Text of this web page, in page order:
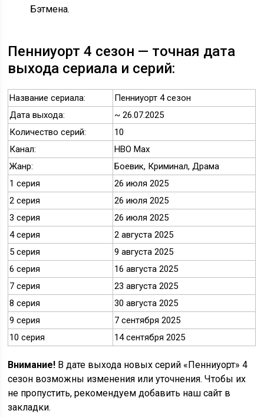
Бэтмена.
Пенниуорт 4 сезон — точная дата
выхода сериала и серий:
Название сериала:
Пенниуорт 4 сезон
Дата выхода:
~ 26.07.2025
Количество серий:
10
Канал:
HBO Max
Жанр:
Боевик, Криминал, Драма
1 серия
26 июля 2025
2 серия
26 июля 2025
3 серия
26 июля 2025
4 серия
2 августа 2025
5 серия
9 августа 2025
6 серия
16 августа 2025
7 серия
23 августа 2025
8 серия
30 августа 2025
9 серия
7 сентября 2025
10 серия
14 сентября 2025
Внимание! В дате выхода новых серий «Пенниуорт» 4
сезон возможны изменения или уточнения. Чтобы их
не пропустить, рекомендуем добавить наш сайт в
закладки.